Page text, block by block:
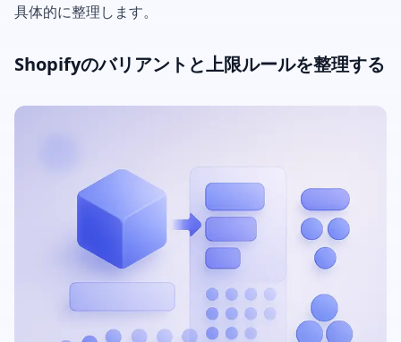
具体的に整理します。
Shopifyのバリアントと上限ルールを整理する